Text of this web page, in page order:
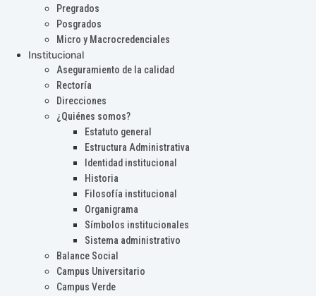
Pregrados
Posgrados
Micro y Macrocredenciales
Institucional
Aseguramiento de la calidad
Rectoría
Direcciones
¿Quiénes somos?
Estatuto general
Estructura Administrativa
Identidad institucional
Historia
Filosofía institucional
Organigrama
Símbolos institucionales
Sistema administrativo
Balance Social
Campus Universitario
Campus Verde